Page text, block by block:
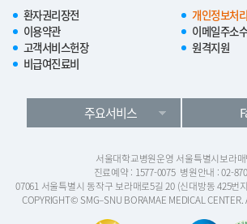
환자권리장전
개인정보처
이용약관
이메일주소
고객서비스헌장
원격지원
비급여진료비
주요서비스
서울대학교병원운영 서울특별시보라매
진료예약 : 1577-0075 병원안내 : 02-
07061 서울특별시 동작구 보라매로5길 20 (신대방동 425번
COPYRIGHT© SMG–SNU BORAMAE MEDICAL CENTER.